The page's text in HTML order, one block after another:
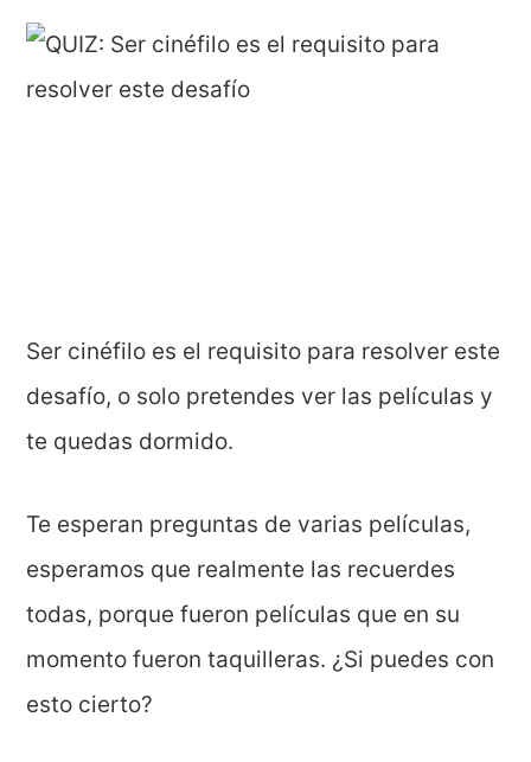
Ser cinéfilo es el requisito para resolver este
desafío, o solo pretendes ver las películas y
te quedas dormido.
Te esperan preguntas de varias películas,
esperamos que realmente las recuerdes
todas, porque fueron películas que en su
momento fueron taquilleras. ¿Si puedes con
esto cierto?